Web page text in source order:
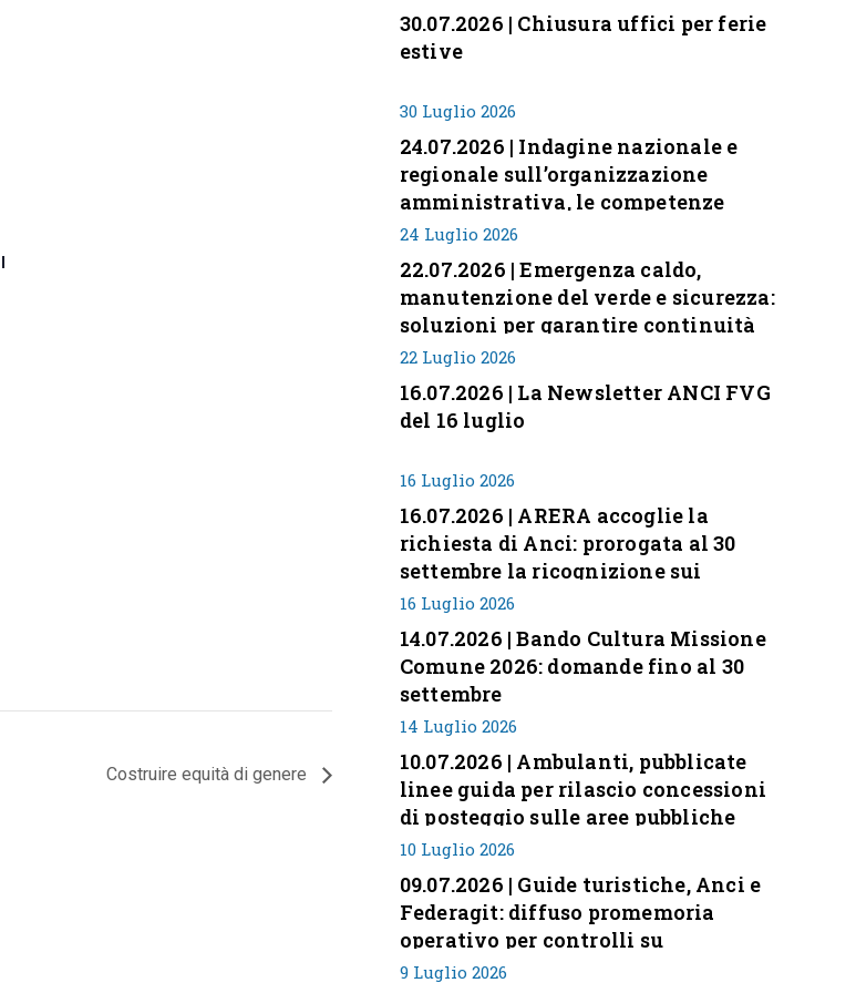
Costruire equità di genere
30.07.2026 | Chiusura uffici per ferie
estive
30 Luglio 2026
24.07.2026 | Indagine nazionale e
regionale sull’organizzazione
amministrativa, le competenze
professionali e i modelli di gestione
nei piccoli Comuni italiani
24 Luglio 2026
22.07.2026 | Emergenza caldo,
manutenzione del verde e sicurezza:
soluzioni per garantire continuità
servizi
22 Luglio 2026
16.07.2026 | La Newsletter ANCI FVG
del 16 luglio
16 Luglio 2026
16.07.2026 | ARERA accoglie la
richiesta di Anci: prorogata al 30
settembre la ricognizione sui
corrispettivi
16 Luglio 2026
14.07.2026 | Bando Cultura Missione
Comune 2026: domande fino al 30
settembre
14 Luglio 2026
10.07.2026 | Ambulanti, pubblicate
linee guida per rilascio concessioni
di posteggio sulle aree pubbliche
10 Luglio 2026
09.07.2026 | Guide turistiche, Anci e
Federagit: diffuso promemoria
operativo per controlli su
professione
9 Luglio 2026